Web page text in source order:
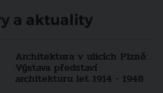
a aktuality
Architektura v ulicích Plzně:
Výstava představí
architekturu let 1914 - 1948